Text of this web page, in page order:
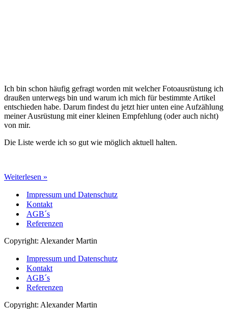
Ich bin schon häufig gefragt worden mit welcher Fotoausrüstung ich
draußen unterwegs bin und warum ich mich für bestimmte Artikel
entschieden habe. Darum findest du jetzt hier unten eine Aufzählung
meiner Ausrüstung mit einer kleinen Empfehlung (oder auch nicht)
von mir.
Die Liste werde ich so gut wie möglich aktuell halten.
Weiterlesen »
und
andere
Dinge
Impressum und Datenschutz
Kontakt
AGB´s
Referenzen
Copyright: Alexander Martin
Impressum und Datenschutz
Kontakt
AGB´s
Referenzen
Copyright: Alexander Martin